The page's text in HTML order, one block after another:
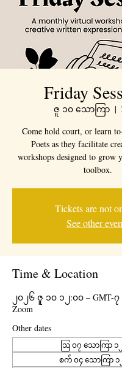
Friday
ဇူ ၁၀ သောကြာ
  |
Come hold court, or learn
Poets as they facilitate
workshops designed to grow
toolbox.
Tickets are not
See other
Time & Location
၂၀၂၆ ဇူ ၁၀ ၁၂:၀၀ – GMT-
Zoom
Other dates
ဩ ၀၇ သောကြာ ၁
စက် ၀၄ သောကြာ ၁